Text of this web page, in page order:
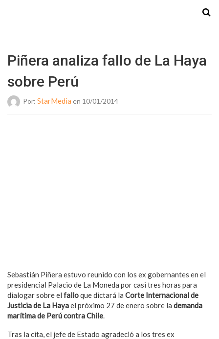
Piñera analiza fallo de La Haya
sobre Perú
Por: StarMedia en 10/01/2014
Sebastián Piñera estuvo reunido con los ex gobernantes en el
presidencial Palacio de La Moneda por casi tres horas para
dialogar sobre el falloque dictará la Corte Internacional de
Justicia de La Hayael próximo 27 de enero sobre la demanda
marítima de Perú contra Chile.
Tras la cita, el jefe de Estado agradeció a los tres ex